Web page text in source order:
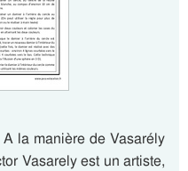
la manière de Vasarély
Vasarely est un artiste,